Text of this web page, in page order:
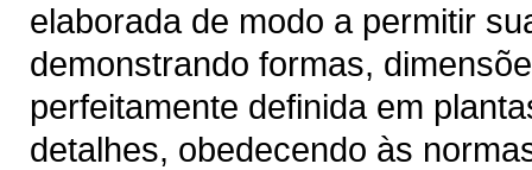
elaborada de modo a permitir
demonstrando formas,
perfeitamente definida em
detalhes, obedecendo às